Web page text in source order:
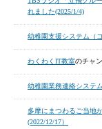
れました(2025/1/4)
幼稚園支援システム（コ
わくわくIT教室のチャ
幼稚園業務連絡システ
多摩にまつわるご当地
(2022/12/17）